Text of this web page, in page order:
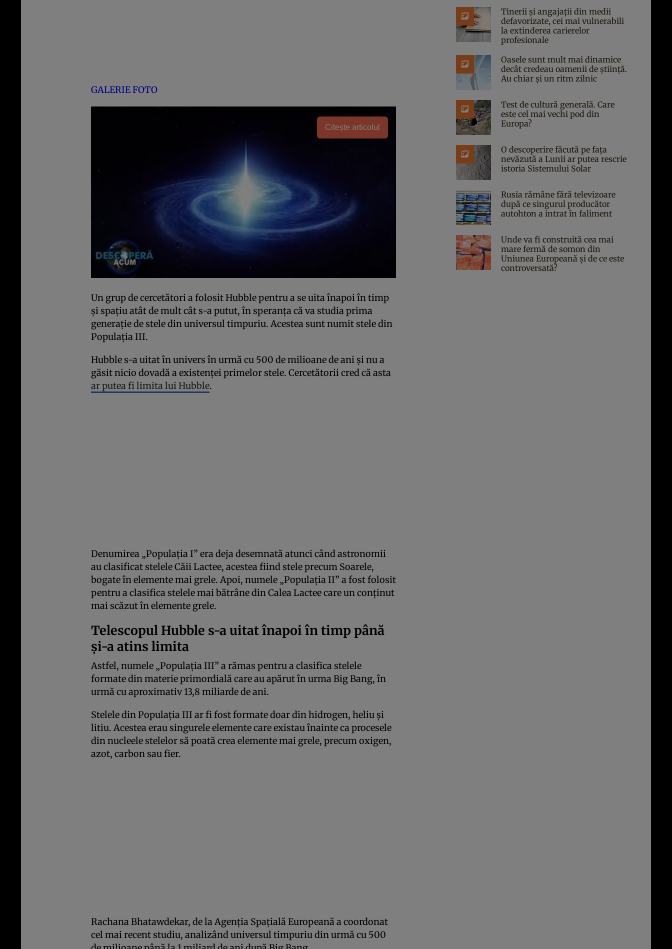
GALERIE FOTO
Citește articolul
Un grup de cercetători a folosit Hubble pentru a se uita înapoi în timp
și spațiu atât de mult cât s-a putut, în speranța că va studia prima
generație de stele din universul timpuriu. Acestea sunt numit stele din
Populația III.
Hubble s-a uitat în univers în urmă cu 500 de milioane de ani și nu a
găsit nicio dovadă a existenței primelor stele. Cercetătorii cred că asta
ar putea fi limita lui Hubble.
Denumirea „Populația I” era deja desemnată atunci când astronomii
au clasificat stelele Căii Lactee, acestea fiind stele precum Soarele,
bogate în elemente mai grele. Apoi, numele „Populația II” a fost folosit
pentru a clasifica stelele mai bătrâne din Calea Lactee care un conținut
mai scăzut în elemente grele.
Telescopul Hubble s-a uitat înapoi în timp până
și-a atins limita
Astfel, numele „Populația III” a rămas pentru a clasifica stelele
formate din materie primordială care au apărut în urma Big Bang, în
urmă cu aproximativ 13,8 miliarde de ani.
Stelele din Populația III ar fi fost formate doar din hidrogen, heliu și
litiu. Acestea erau singurele elemente care existau înainte ca procesele
din nucleele stelelor să poată crea elemente mai grele, precum oxigen,
azot, carbon sau fier.
Rachana Bhatawdekar, de la Agenția Spațială Europeană a coordonat
cel mai recent studiu, analizând universul timpuriu din urmă cu 500
Tinerii și angajații din medii
defavorizate, cei mai vulnerabili
la extinderea carierelor
profesionale
Oasele sunt mult mai dinamice
decât credeau oamenii de știință.
Au chiar și un ritm zilnic
Test de cultură generală. Care
este cel mai vechi pod din
Europa?
O descoperire făcută pe fața
nevăzută a Lunii ar putea rescrie
istoria Sistemului Solar
Rusia rămâne fără televizoare
după ce singurul producător
autohton a intrat în faliment
Unde va fi construită cea mai
mare fermă de somon din
Uniunea Europeană și de ce este
controversată?